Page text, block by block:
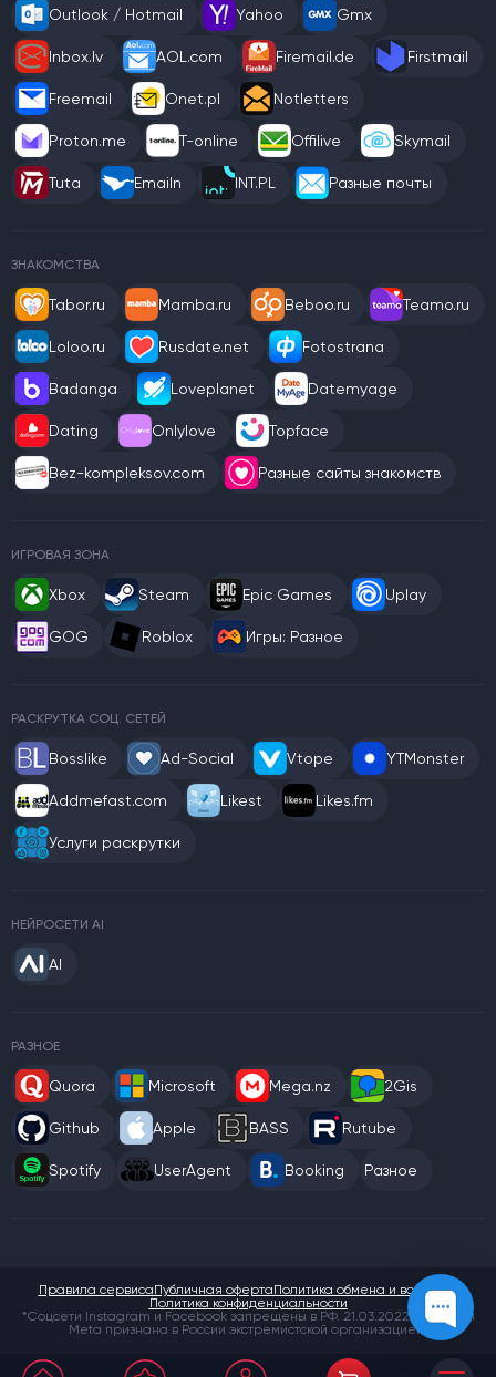
Outlook / Hotmail Yahoo Gmx
Inbox.lv AOL.com Firemail.de Firstmail
Freemail Onet.pl Notletters
Proton.me T-online Offilive Skymail
Tuta Emailn INT.PL Разные почты
ЗНАКОМСТВА
Tabor.ru Mamba.ru Beboo.ru Teamo.ru
Loloo.ru Rusdate.net Fotostrana
Badanga Loveplanet Datemyage
Dating Onlylove Topface
Bez-kompleksov.com Разные сайты знакомств
ИГРОВАЯ ЗОНА
Xbox Steam Epic Games Uplay
GOG Roblox Игры: Разное
РАСКРУТКА СОЦ. СЕТЕЙ
Bosslike Ad-Social Vtope YTMonster
Addmefast.com Likest Likes.fm
Услуги раскрутки
НЕЙРОСЕТИ AI
AI
РАЗНОЕ
Quora Microsoft Mega.nz 2Gis
Github Apple BASS Rutube
Spotify UserAgent Booking Разное
*Соцсети Instagram и Facebook запрещены в РФ. 21.03.2022 компания
Meta признана в России экстремистской организацией.
Правила сервисаПубличная офертаПолитика обмена и возврата
Политика конфиденциальности